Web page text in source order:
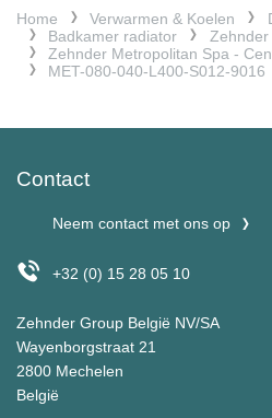
Home Verwarmen & Koelen
Badkamer radiator
Zehnder Metropolitan Spa -
MET-080-040-L400-S012-9016
Contact
Neem contact met ons op
+32 (0) 15 28 05 10
Zehnder Group België NV/SA
Wayenborgstraat 21
2800 Mechelen
België